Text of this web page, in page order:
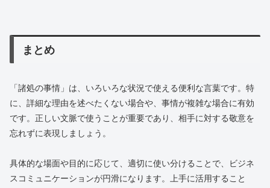
まとめ
「諸処の事情」は、いろいろな状況で使える便利な言葉です。特
に、詳細な理由を述べたくない場合や、事情が複雑な場合に有効
です。正しい文脈で使うことが重要であり、相手に対する敬意を
忘れずに表現しましょう。
具体的な場面や目的に応じて、適切に使い分けることで、ビジネ
スコミュニケーションが円滑になります。上手に活用すること